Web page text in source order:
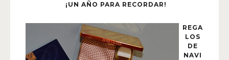
¡UN AÑO PARA RECORDAR!
REGA
LOS
DE
NAVI